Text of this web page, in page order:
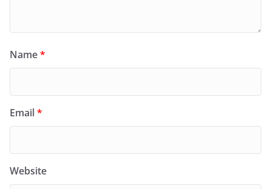
Name*
Email*
Website